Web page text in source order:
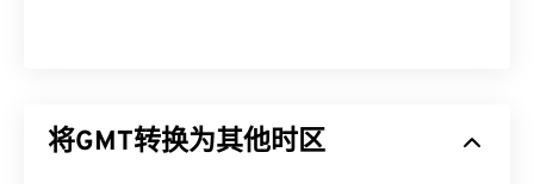
将GMT转换为其他时区